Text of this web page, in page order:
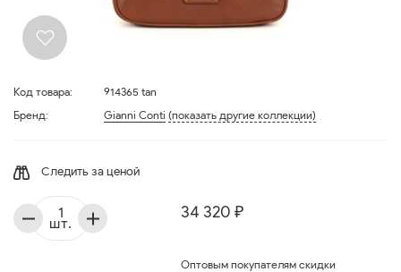
Код товара:
914365 tan
Бренд:
Gianni Conti (показать другие коллекции)
Следить за ценой
34 320 ₽
Оптовым покупателям скидки
шт.